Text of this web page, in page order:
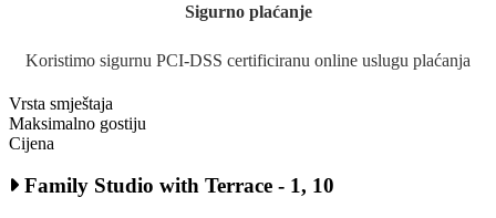
Sigurno plaćanje
Koristimo sigurnu PCI-DSS certificiranu online uslugu plaćanja
Vrsta smještaja
Maksimalno gostiju
Cijena
Family Studio with Terrace - 1, 10